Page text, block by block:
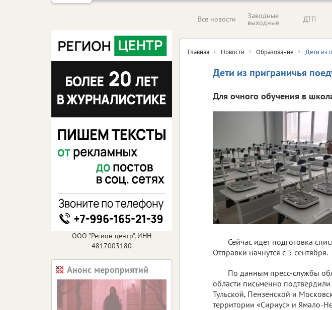
Все новости Заводные
выходные ДТП
Главная Новости Образование Дети из
Дети из приграничья
Для очного обучения в
Сейчас идет подготовка
Отправки начнутся с 5 сентября.
По данным пресс-службы
области письменно
Тульской, Пензенской и
территории «Сириус» и Ямало-
ООО "Регион центр", ИНН
4817003180
Анонс мероприятий